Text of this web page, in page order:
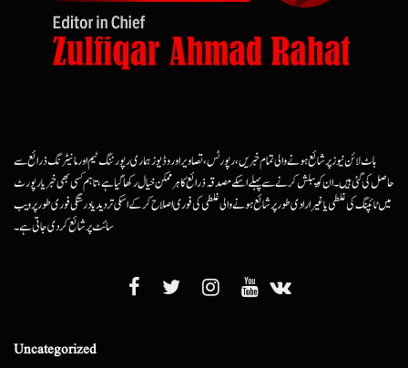
ہاٹ لائن نیوز پر شائع ہونے والی تمام خبریں، رپورٹس، تصاویر اور وڈیوز ہماری رپورٹنگ ٹیم اور مانیٹرنگ ذرائع سے
حاصل کی گئی ہیں۔ ان کو پبلش کرنے سے پہلے اسکے مصدقہ ذرائع کا ہرممکن خیال رکھا گیا ہے، تاہم کسی بھی خبر یا رپورٹ
میں ٹائپنگ کی غلطی یا غیرارادی طور پر شائع ہونے والی غلطی کی فوری اصلاح کرکے اسکی تردید یا درستگی فوری طور پر ویب
سائٹ پر شائع کردی جاتی ہے۔
Uncategorized